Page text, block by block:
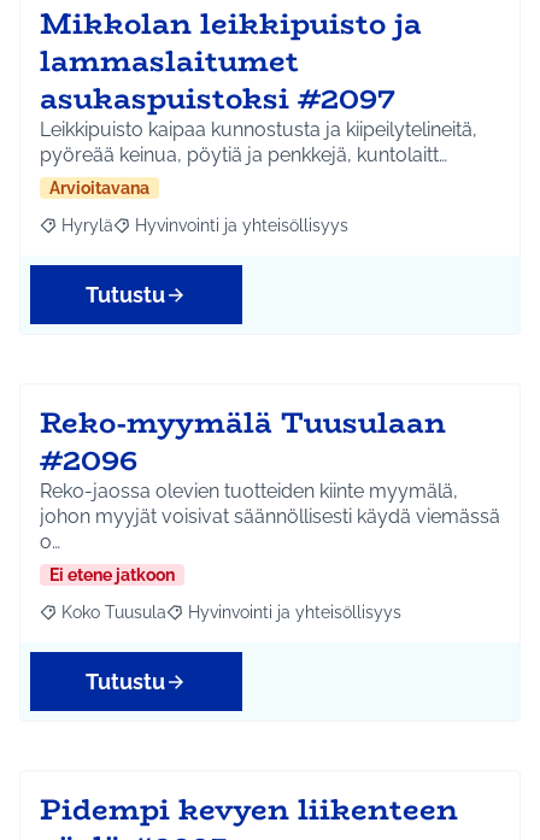
Mikkolan leikkipuisto ja
lammaslaitumet
asukaspuistoksi #2097
Leikkipuisto kaipaa kunnostusta ja kiipeilytelineitä,
pyöreää keinua, pöytiä ja penkkejä, kuntolaitt…
Arvioitavana
Rajaa tulokset aihepiirin mukaan: Hyrylä
Hyrylä Rajaa tulokset teeman mukaan: Hyvinvointi ja
Hyvinvointi ja yhteisöllisyys
Tutustu
Reko-myymälä Tuusulaan
#2096
Reko-jaossa olevien tuotteiden kiinte myymälä,
johon myyjät voisivat säännöllisesti käydä viemässä
o…
Ei etene jatkoon
Rajaa tulokset aihepiirin mukaan: Koko Tuusula
Koko Tuusula Rajaa tulokset teeman mukaan: Hyvinvointi ja
Hyvinvointi ja yhteisöllisyys
Tutustu
Pidempi kevyen liikenteen